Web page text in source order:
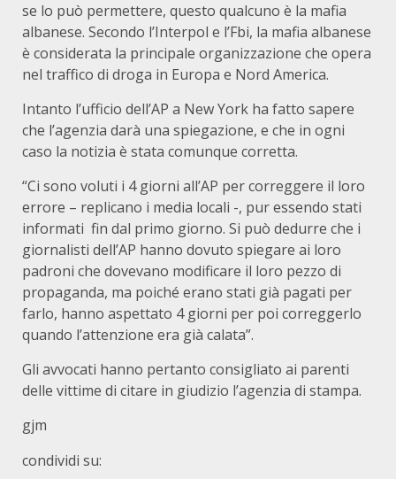
se lo può permettere, questo qualcuno è la mafia
albanese. Secondo l’Interpol e l’Fbi, la mafia albanese
è considerata la principale organizzazione che opera
nel traffico di droga in Europa e Nord America.
Intanto l’ufficio dell’AP a New York ha fatto sapere
che l’agenzia darà una spiegazione, e che in ogni
caso la notizia è stata comunque corretta.
“Ci sono voluti i 4 giorni all’AP per correggere il loro
errore – replicano i media locali -, pur essendo stati
informati fin dal primo giorno. Si può dedurre che i
giornalisti dell’AP hanno dovuto spiegare ai loro
padroni che dovevano modificare il loro pezzo di
propaganda, ma poiché erano stati già pagati per
farlo, hanno aspettato 4 giorni per poi correggerlo
quando l’attenzione era già calata”.
Gli avvocati hanno pertanto consigliato ai parenti
delle vittime di citare in giudizio l’agenzia di stampa.
gjm
condividi su: